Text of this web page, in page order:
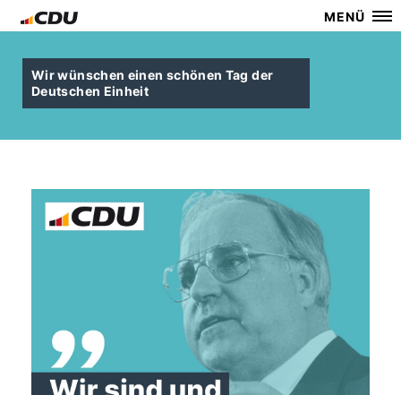
MENÜ
Wir wünschen einen schönen Tag der
Deutschen Einheit